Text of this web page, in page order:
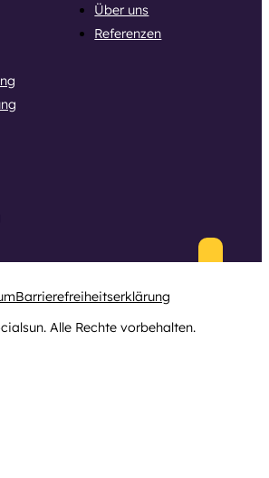
Über uns
Referenzen
Barrierefreiheitserklärung
Alle Rechte vorbehalten.